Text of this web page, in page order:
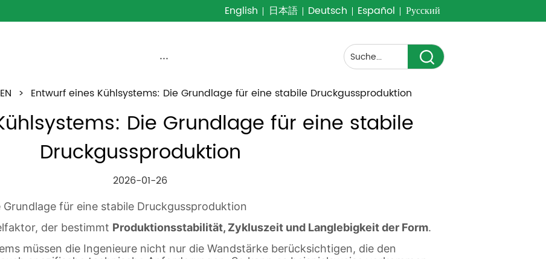
English 日本語 Deutsch Español Русский
···
> Entwurf eines Kühlsystems: Die Grundlage für eine stabile Druckgussproduktion
Die Grundlage für eine stabile
Druckgussproduktion
2026-01-26